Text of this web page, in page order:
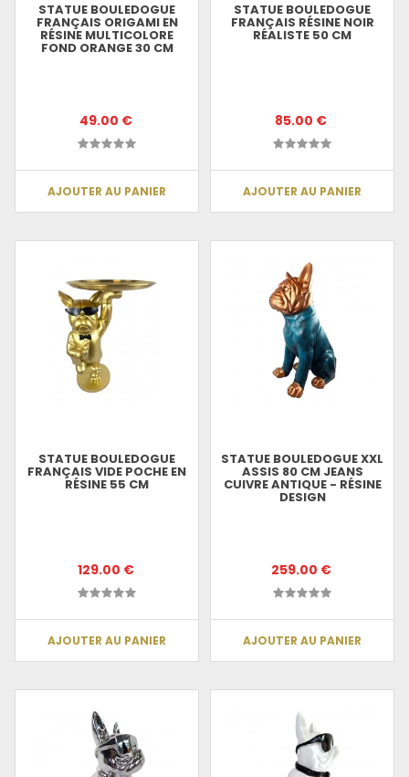
STATUE BOULEDOGUE
FRANÇAIS ORIGAMI EN
RÉSINE MULTICOLORE
FOND ORANGE 30 CM
49.00 €
AJOUTER AU PANIER
STATUE BOULEDOGUE
FRANÇAIS RÉSINE NOIR
RÉALISTE 50 CM
85.00 €
AJOUTER AU PANIER
STATUE BOULEDOGUE
FRANÇAIS VIDE POCHE EN
RÉSINE 55 CM
129.00 €
AJOUTER AU PANIER
STATUE BOULEDOGUE XXL
ASSIS 80 CM JEANS
CUIVRE ANTIQUE - RÉSINE
DESIGN
259.00 €
AJOUTER AU PANIER